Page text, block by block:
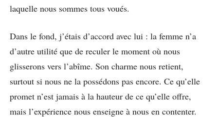
laquelle nous sommes tous voués.
Dans le fond, j’étais d’accord avec lui : la femme n’a
d’autre utilité que de reculer le moment où nous
glisserons vers l’abîme. Son charme nous retient,
surtout si nous ne la possédons pas encore. Ce qu’elle
promet n’est jamais à la hauteur de ce qu’elle offre,
mais l’expérience nous enseigne à nous en contenter.